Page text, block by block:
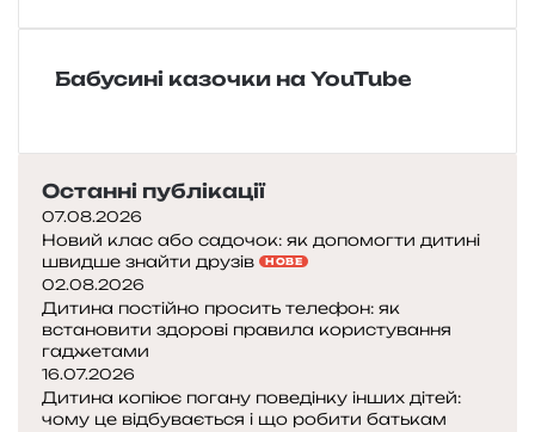
Бабусині казочки на YouTube
Останні публікації
07.08.2026
Новий клас або садочок: як допомогти дитині
швидше знайти друзів
НОВЕ
02.08.2026
Дитина постійно просить телефон: як
встановити здорові правила користування
гаджетами
16.07.2026
Дитина копіює погану поведінку інших дітей:
чому це відбувається і що робити батькам